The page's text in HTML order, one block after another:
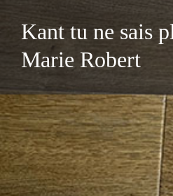
Kant tu ne sais
Marie Robert